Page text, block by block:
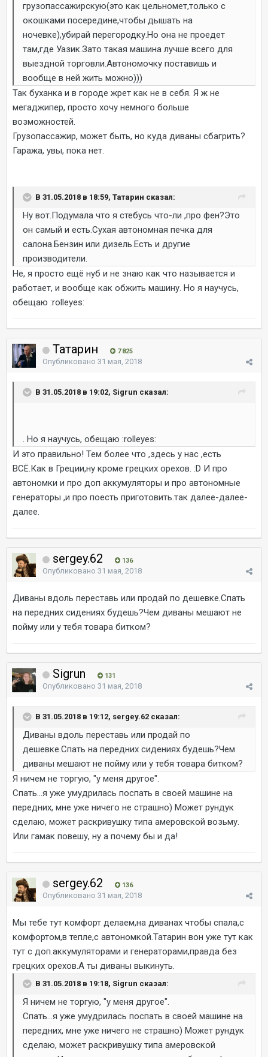
грузопассажирскую(это как цельномет,только с
окошками посередине,чтобы дышать на
ночевке),убирай перегородку.Но она не проедет
там,где Уазик.Зато такая машина лучше всего для
выездной торговли.Автономочку поставишь и
вообще в ней жить можно)))
Так буханка и в городе жрет как не в себя. Я ж не
мегаджипер, просто хочу немного больше
возможностей.
Грузопассажир, может быть, но куда диваны сбагрить?
Гаража, увы, пока нет.
В 31.05.2018 в 18:59, Татарин сказал:
Ну вот.Подумала что я стебусь что-ли ,про фен?Это
он самый и есть.Сухая автономная печка для
салона.Бензин или дизель.Есть и другие
производители.
Не, я просто ещё нуб и не знаю как что называется и
работает, и вообще как обжить машину. Но я научусь,
обещаю :rolleyes:
Татарин 7 825
Опубликовано 31 мая, 2018
В 31.05.2018 в 19:02, Sigrun сказал:
. Но я научусь, обещаю :rolleyes:
И это правильно! Тем более что ,здесь у нас ,есть
ВСЁ.Как в Греции,ну кроме грецких орехов. :D И про
автономки и про доп аккумуляторы и про автономные
генераторы ,и про поесть приготовить.так далее-далее-
далее.
sergey.62 136
Опубликовано 31 мая, 2018
Диваны вдоль переставь или продай по дешевке.Спать
на передних сидениях будешь?Чем диваны мешают не
пойму или у тебя товара битком?
Sigrun 131
Опубликовано 31 мая, 2018
В 31.05.2018 в 19:12, sergey.62 сказал:
Диваны вдоль переставь или продай по
дешевке.Спать на передних сидениях будешь?Чем
диваны мешают не пойму или у тебя товара битком?
Я ничем не торгую, "у меня другое".
Спать...я уже умудрилась поспать в своей машине на
передних, мне уже ничего не страшно) Может рундук
сделаю, может раскривушку типа амеровской возьму.
Или гамак повешу, ну а почему бы и да!
sergey.62 136
Опубликовано 31 мая, 2018
Мы тебе тут комфорт делаем,на диванах чтобы спала,с
комфортом,в тепле,с автономкой.Татарин вон уже тут как
тут с доп.аккумуляторами и генераторами,правда без
грецких орехов.А ты диваны выкинуть.
В 31.05.2018 в 19:18, Sigrun сказал:
Я ничем не торгую, "у меня другое".
Спать...я уже умудрилась поспать в своей машине на
передних, мне уже ничего не страшно) Может рундук
сделаю, может раскривушку типа амеровской